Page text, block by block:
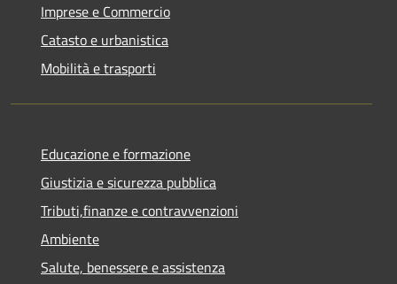
Imprese e Commercio
Catasto e urbanistica
Mobilità e trasporti
Educazione e formazione
Giustizia e sicurezza pubblica
Tributi,finanze e contravvenzioni
Ambiente
Salute, benessere e assistenza